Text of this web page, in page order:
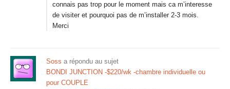
connais pas trop pour le moment mais ca m’interesse
de visiter et pourquoi pas de m’installer 2-3 mois.
Merci
Soss a répondu au sujet
BONDI JUNCTION -$220/wk -chambre individuelle ou
pour COUPLE